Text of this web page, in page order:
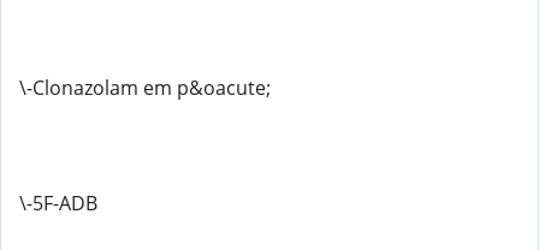
\-Clonazolam em p&oacute;
\-5F-ADB